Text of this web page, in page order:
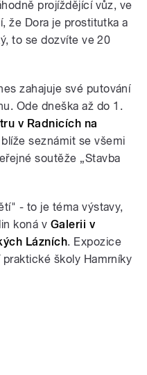
projíždějící vůz, ve
že Dora je prostitutka a
to se dozvíte ve 20
zahajuje své putování
Ode dneška až do 1.
v Radnicích na
seznámit se všemi
soutěže „Stavba
- to je téma výstavy,
koná v Galerii v
Lázních. Expozice
školy Hamrníky